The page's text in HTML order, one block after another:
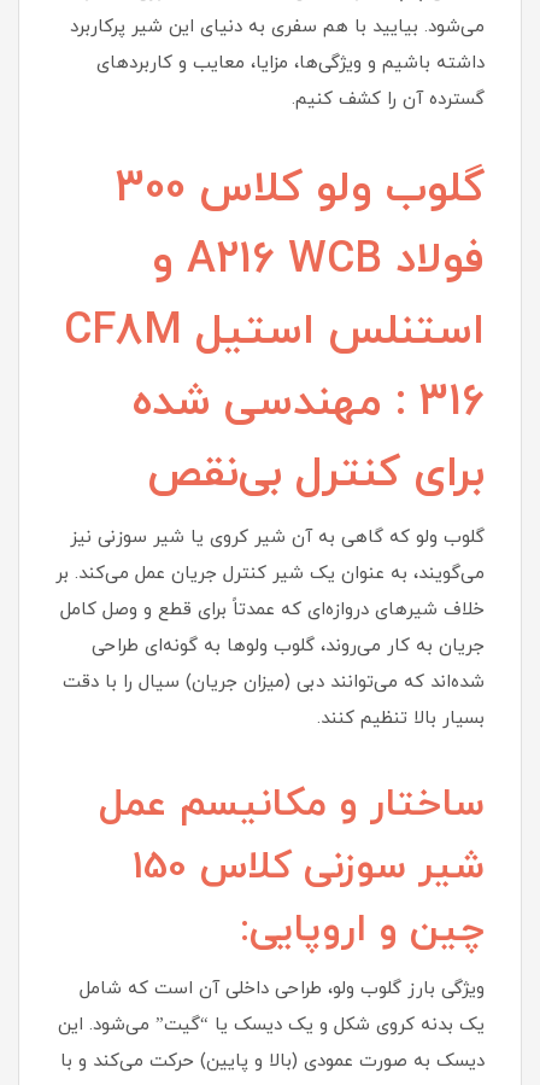
می‌شود. بیایید با هم سفری به دنیای این شیر پرکاربرد
داشته باشیم و ویژگی‌ها، مزایا، معایب و کاربردهای
گسترده آن را کشف کنیم.
گلوب ولو کلاس 300
فولاد A216 WCB و
استنلس استیل CF8M
316 : مهندسی شده
برای کنترل بی‌نقص
گلوب ولو که گاهی به آن شیر کروی یا شیر سوزنی نیز
می‌گویند، به عنوان یک شیر کنترل جریان عمل می‌کند. بر
خلاف شیرهای دروازه‌ای که عمدتاً برای قطع و وصل کامل
جریان به کار می‌روند، گلوب ولوها به گونه‌ای طراحی
شده‌اند که می‌توانند دبی (میزان جریان) سیال را با دقت
بسیار بالا تنظیم کنند.
ساختار و مکانیسم عمل
شیر سوزنی کلاس 150
چین و اروپایی:
ویژگی بارز گلوب ولو، طراحی داخلی آن است که شامل
یک بدنه کروی شکل و یک دیسک یا “گیت” می‌شود. این
دیسک به صورت عمودی (بالا و پایین) حرکت می‌کند و با